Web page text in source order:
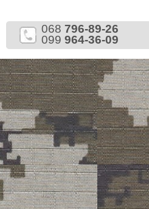
068 796-89-26
099 964-36-09